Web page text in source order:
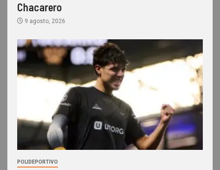
Chacarero
9 agosto, 2026
POLIDEPORTIVO